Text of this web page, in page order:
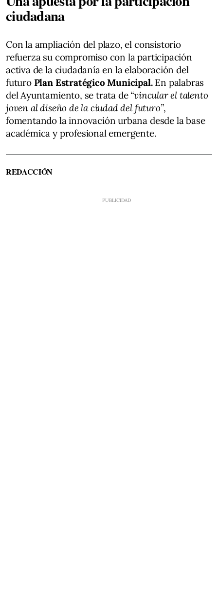
ciudadana
Con la ampliación del plazo, el consistorio
refuerza su compromiso con la participación
activa de la ciudadanía en la elaboración del
futuro Plan Estratégico Municipal.En palabras
del Ayuntamiento, se trata de “vincular el talento
joven al diseño de la ciudad del futuro”,
fomentando la innovación urbana desde la base
académica y profesional emergente.
REDACCIÓN